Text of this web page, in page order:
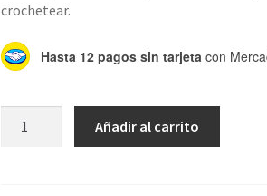
crochetear.
Hasta 12 pagos sin tarjeta con
Añadir al carrito